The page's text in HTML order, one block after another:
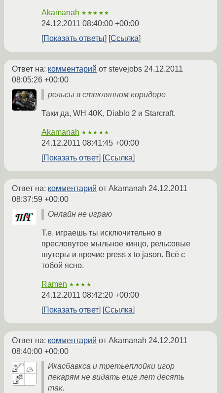
Akamanah ★★★★★
24.12.2011 08:40:00 +00:00
Показать ответы
Ссылка
Ответ на: комментарий от stevejobs 24.12.2011
08:05:26 +00:00
рельсы в стеклянном коридоре
Таки да, WH 40K, Diablo 2 и Starcraft.
Akamanah ★★★★★
24.12.2011 08:41:45 +00:00
Показать ответ
Ссылка
Ответ на: комментарий от Akamanah 24.12.2011
08:37:59 +00:00
Онлайн не играю
Т.е. играешь ты исключительно в
пресловутое мыльное кинцо, рельсовые
шутеры и прочие press x to jason. Всё с
тобой ясно.
Ramen ★★★★
24.12.2011 08:42:20 +00:00
Показать ответ
Ссылка
Ответ на: комментарий от Akamanah 24.12.2011
08:40:00 +00:00
Икасбавкса и третьеплойки игор
пекарям не видать еще лет десять
так.